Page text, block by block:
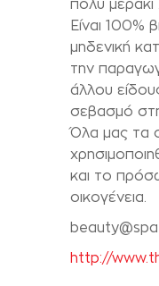
πολύ μεράκι .
Είναι 100%
μηδενική
την
άλλου
σεβασμό
Όλα μας τα
και το
οικογένεια.
http://